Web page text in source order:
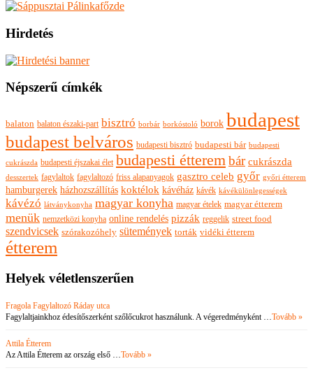
Hirdetés
Népszerű címkék
balaton balaton északi-part bisztró borbár borkóstoló borok budapest
budapest belváros budapesti bisztró budapesti bár budapesti
cukrászda budapesti éjszakai élet budapesti étterembár cukrászda
desszertek fagylaltok fagylaltozó friss alapanyagok gasztro celeb győr győri étterem
hamburgerek házhozszállítás koktélok kávéház kávék kávékülönlegességek
kávézó látványkonyha magyar konyha magyar ételek magyar étterem
menük nemzetközi konyha online rendelés pizzák reggelik street food
szendvicsek szórakozóhely sütemények torták vidéki étterem
étterem
Helyek véletlenszerűen
Fragola Fagylaltozó Ráday utca
Fagylaltjainkhoz édesítőszerként szőlőcukrot használunk. A végeredményként … Tovább »
Attila Étterem
Az Attila Étterem az ország első … Tovább »